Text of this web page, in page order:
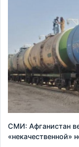
СМИ: Афганистан
«некачественной»